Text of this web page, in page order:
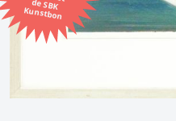
Kunstbon